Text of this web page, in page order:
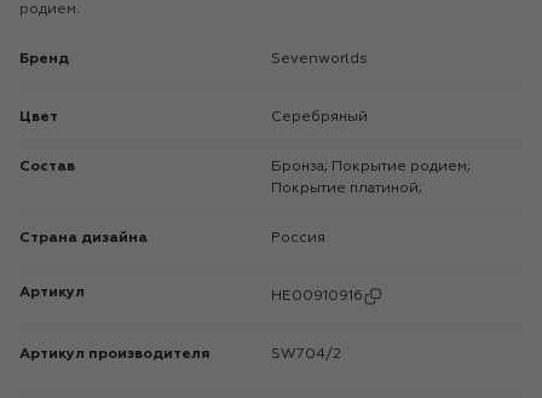
родием.
Бренд Sevenworlds
Цвет Серебряный
Состав
Бронза; Покрытие родием;
Покрытие платиной;
Страна дизайна Россия
Артикул HE00910916
Артикул производителя SW704/2